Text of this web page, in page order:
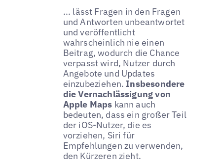
... lässt Fragen in den Fragen
und Antworten unbeantwortet
und veröffentlicht
wahrscheinlich nie einen
Beitrag, wodurch die Chance
verpasst wird, Nutzer durch
Angebote und Updates
einzubeziehen. Insbesondere
die Vernachlässigung von
Apple Maps kann auch
bedeuten, dass ein großer Teil
der iOS-Nutzer, die es
vorziehen, Siri für
Empfehlungen zu verwenden,
den Kürzeren zieht.